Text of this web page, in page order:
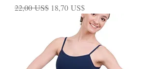
Precio
22,00 US$ Precio de oferta
18,70 US$